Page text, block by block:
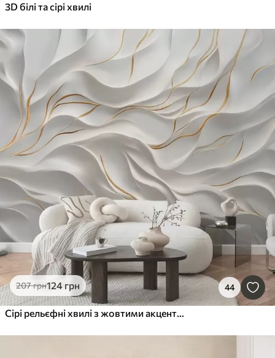
3D білі та сірі хвилі
207грн124 грн 44
Сірі рельєфні хвилі з жовтими акцентами